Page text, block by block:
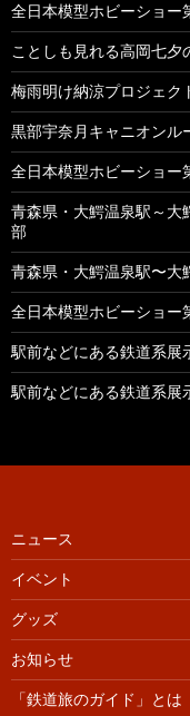
全日本模型ホビーショ
ことしも見れる高岡七
梅雨明け納涼プロジェ
黒部宇奈月キャニオンル
全日本模型ホビーショ
青森県・大鰐温泉駅～
部
青森県・大鰐温泉駅〜
全日本模型ホビーショ
駅前などにある鉄道系
駅前などにある鉄道系
ニュース
イベント
グッズ
お知らせ
「鉄道旅のガイド」とは